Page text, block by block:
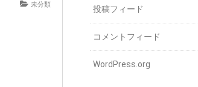
未分類
投稿フィード
コメントフィード
WordPress.org